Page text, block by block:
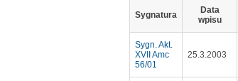
Sygnatura
Data
wpisu
Sygn. Akt.
XVII Amc
56/01
25.3.2003